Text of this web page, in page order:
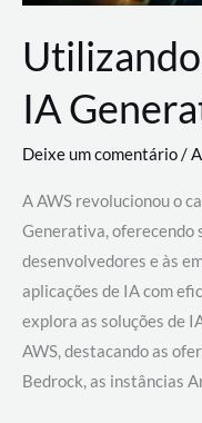
IA
Deixe um comentário/
A AWS revolucionou o
Generativa, oferecendo
desenvolvedores e às
aplicações de IA com
explora as soluções de
AWS, destacando as
Bedrock, as instâncias